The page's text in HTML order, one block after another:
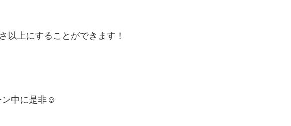
以上にすることができます！
ン中に是非☺️